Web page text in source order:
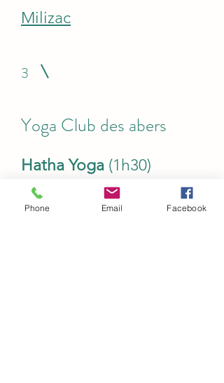
Milizac
3
Yoga Club des abers
Hatha Yoga (1h30)
Phone Email Facebook